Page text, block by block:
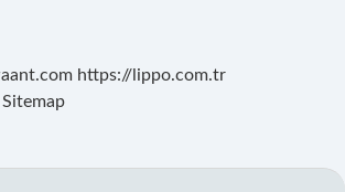
https://lippo.com.tr
Sitemap